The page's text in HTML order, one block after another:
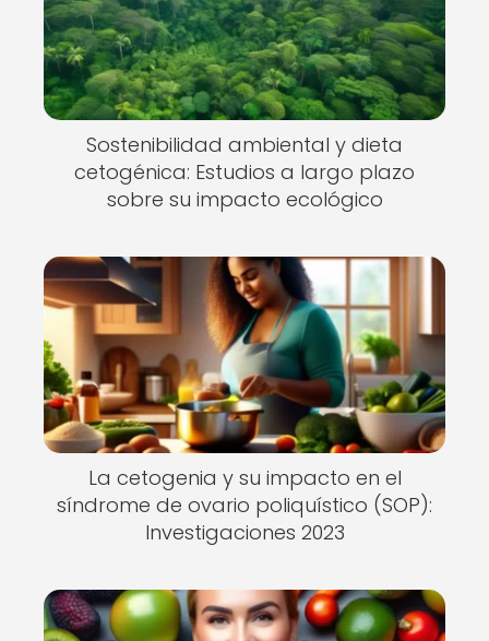
Sostenibilidad ambiental y dieta
cetogénica: Estudios a largo plazo
sobre su impacto ecológico
La cetogenia y su impacto en el
síndrome de ovario poliquístico (SOP):
Investigaciones 2023